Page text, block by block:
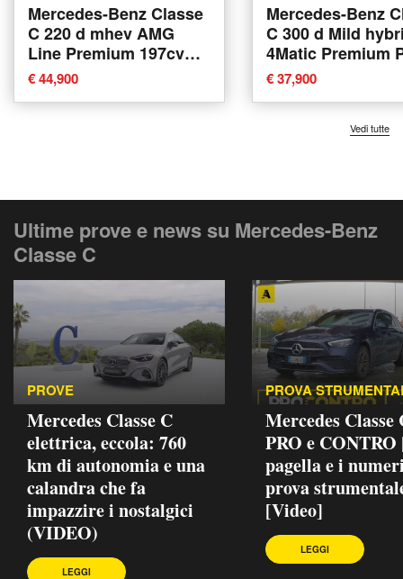
Mercedes-Benz Classe
C 220 d mhev AMG
Line Premium 197cv
auto del 2024 usata a
Bari
€ 44,900
Mercedes-Benz
C 300 d Mild
4Matic Premium
del 2022 usata a
Bologna
€ 37,900
Vedi tutte
Ultime prove e news su Mercedes-Benz
Classe C
PROVE
Mercedes Classe C
elettrica, eccola: 760
km di autonomia e una
calandra che fa
impazzire i nostalgici
(VIDEO)
LEGGI
PROVA
Mercedes Classe
PRO e CONTRO
pagella e i
prova
[Video]
LEGGI